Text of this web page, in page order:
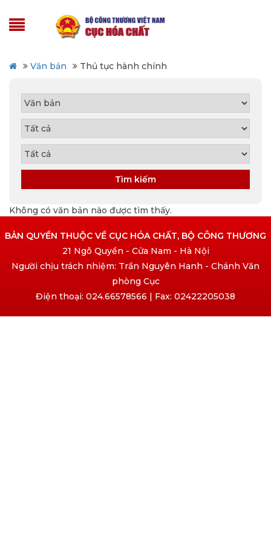
Văn bản Thủ tục hành chính
Tìm kiếm
Không có văn bản nào được tìm thấy.
BẢN QUYỀN THUỘC VỀ CỤC HÓA CHẤT, BỘ CÔNG THƯƠNG
21 Ngô Quyền - Cửa Nam - Hà Nội
Người chịu trách nhiệm: Trần Nguyên Hanh - Chánh Văn
phòng Cục
Điện thoại: 024.66578566 | Fax: 02422205038